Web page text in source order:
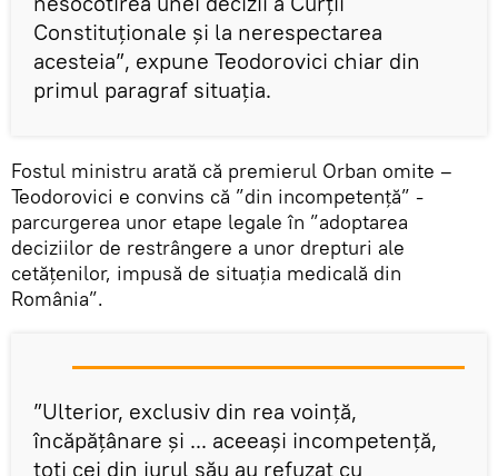
Constituționale și la nerespectarea
acesteia”, expune Teodorovici chiar din
primul paragraf situația.
Fostul ministru arată că premierul Orban omite –
Teodorovici e convins că ”din incompetență” -
parcurgerea unor etape legale în ”adoptarea
deciziilor de restrângere a unor drepturi ale
cetățenilor, impusă de situația medicală din
România”.
”Ulterior, exclusiv din rea voință,
încăpățânare și ... aceeași incompetență,
toți cei din jurul său au refuzat cu